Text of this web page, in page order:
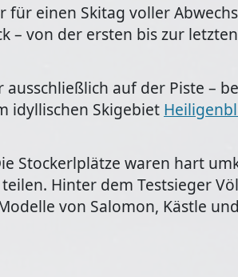
für einen Skitag voller
– von der ersten bis zur
ausschließlich auf der Piste –
idyllischen Skigebiet
Stockerlplätze waren hart
Hinter dem Testsieger
von Salomon, Kästle